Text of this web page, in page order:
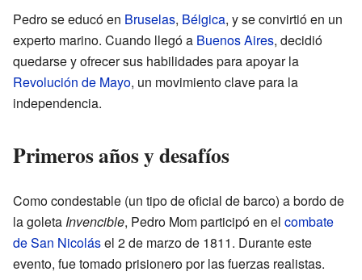
Pedro se educó en Bruselas, Bélgica, y se convirtió en un
experto marino. Cuando llegó a Buenos Aires, decidió
quedarse y ofrecer sus habilidades para apoyar la
Revolución de Mayo, un movimiento clave para la
independencia.
Primeros años y desafíos
Como condestable (un tipo de oficial de barco) a bordo de
la goleta Invencible, Pedro Mom participó en el combate
de San Nicolásel 2 de marzo de 1811. Durante este
evento, fue tomado prisionero por las fuerzas realistas.